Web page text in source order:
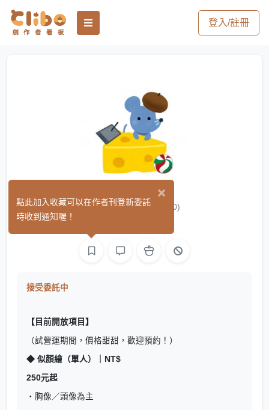
登入/註冊
魚餃不加辣 (0)
接受委託中
【目前開放項目】
（試營運期間，價格甜甜，歡迎預約！）
◆ 似顏繪（單人）｜NT$
250元起
・胸像／頭像為主
×
點此加入收藏可以在作者刊登新委託
時收到通知喔！